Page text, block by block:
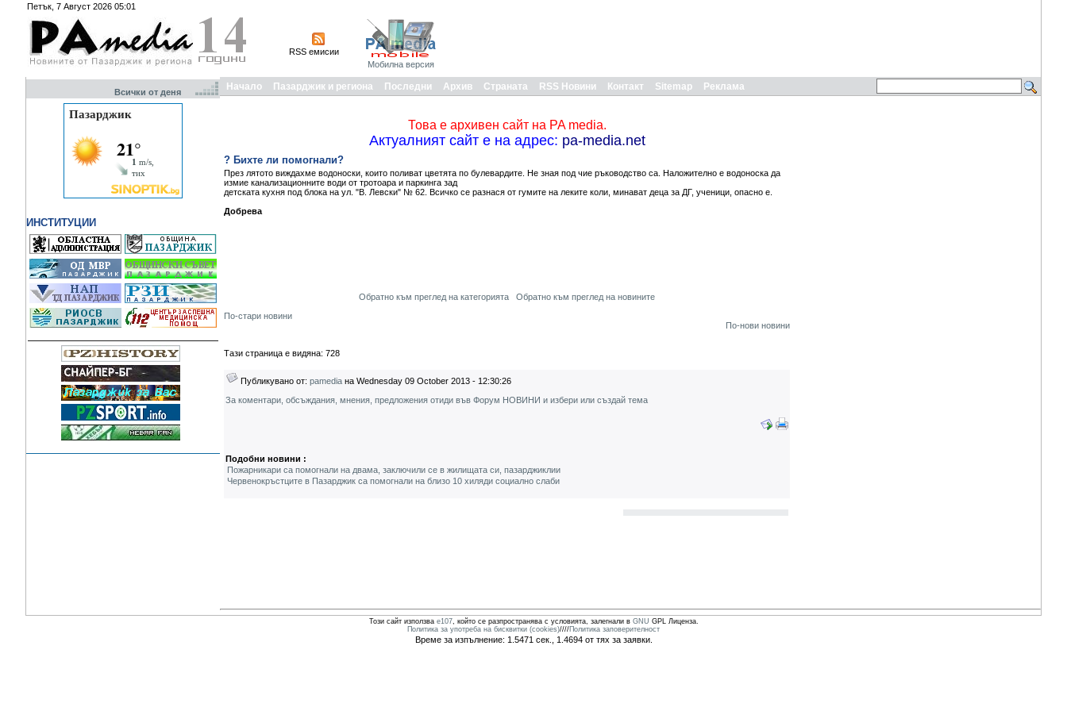
Петък, 7 Август 2026 05:01
RSS емисии
Мобилна версия
Всички от деня
ИНСТИТУЦИИ
Начало Пазарджик и региона Последни Архив Страната RSS Новини Контакт Sitemap Реклама
Това е архивен сайт на PA media.
Актуалният сайт е на адрес: pa-media.net
? Бихте ли помогнали?
През лятото виждахме водоноски, които поливат цветята по булевардите. Не зная под чие ръководство са. Наложително е водоноска да
измие канализационните води от тротоара и паркинга зад
детската кухня под блока на ул. "В. Левски" № 62. Всичко се разнася от гумите на леките коли, минават деца за ДГ, ученици, опасно е.
Добрева
Обратно към преглед на категорията
Обратно към преглед на новините
По-стари новини
По-нови новини
Тази страница е видяна: 728
Публикувано от: pamedia на Wednesday 09 October 2013 - 12:30:26
За коментари, обсъждания, мнения, предложения отиди във Форум НОВИНИ и избери или създай тема
Подобни новини :
Пожарникари са помогнали на двама, заключили се в жилищата си, пазарджиклии
Червенокръстците в Пазарджик са помогнали на близо 10 хиляди социално слаби
Този сайт използва e107, който се разпространява с условията, залегнали в GNU GPL Лиценза.
Политика за употреба на бисквитки (cookies)////Политика заповерителност
Време за изпълнение: 1.5471 сек., 1.4694 от тях за заявки.